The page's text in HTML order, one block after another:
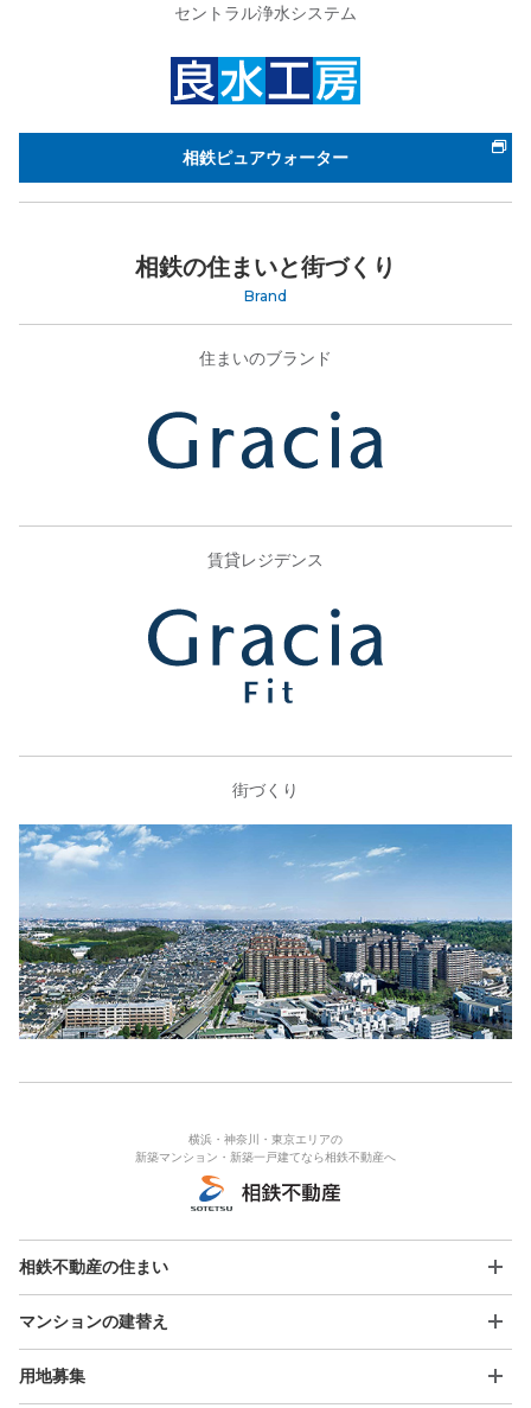
セントラル浄水システム
相鉄ピュアウォーター
相鉄の住まいと街づくり
Brand
住まいのブランド
賃貸レジデンス
街づくり
横浜・神奈川・東京エリアの
新築マンション・新築一戸建てなら相鉄不動産へ
相鉄不動産の住まい
マンションの建替え
用地募集